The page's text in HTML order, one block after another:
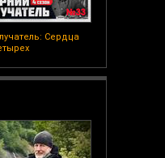
Сердца